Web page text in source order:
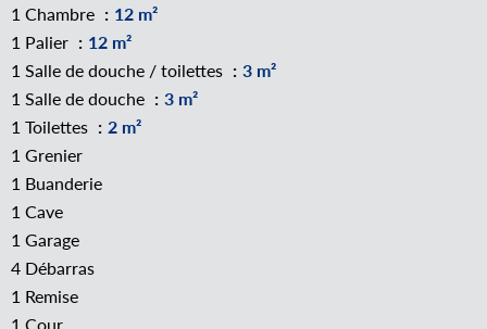
1 Chambre
12 m²
1 Palier
12 m²
1 Salle de douche / toilettes
3 m²
1 Salle de douche
3 m²
1 Toilettes
2 m²
1 Grenier
1 Buanderie
1 Cave
1 Garage
4 Débarras
1 Remise